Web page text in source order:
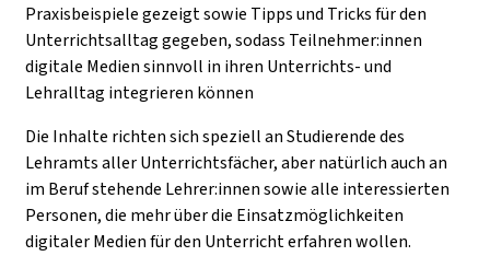
Praxisbeispiele gezeigt sowie Tipps und Tricks für den
Unterrichtsalltag gegeben, sodass Teilnehmer:innen
digitale Medien sinnvoll in ihren Unterrichts- und
Lehralltag integrieren können
Die Inhalte richten sich speziell an Studierende des
Lehramts aller Unterrichtsfächer, aber natürlich auch an
im Beruf stehende Lehrer:innen sowie alle interessierten
Personen, die mehr über die Einsatzmöglichkeiten
digitaler Medien für den Unterricht erfahren wollen.